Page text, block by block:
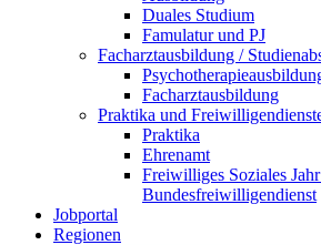
Duales Studium
Famulatur und PJ
Facharztausbildung /
Facharztausbildung
Praktika und
Praktika
Ehrenamt
Freiwilliges Soziales
Bundesfreiwilligendienst
Jobportal
Regionen